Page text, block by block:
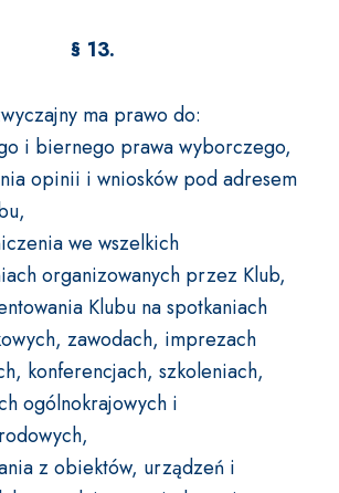
§ 13.
ma prawo do:
i biernego prawa wyborczego,
opinii i wniosków pod adresem
we wszelkich
organizowanych przez Klub,
Klubu na spotkaniach
zawodach, imprezach
konferencjach, szkoleniach,
ogólnokrajowych i
z obiektów, urządzeń i